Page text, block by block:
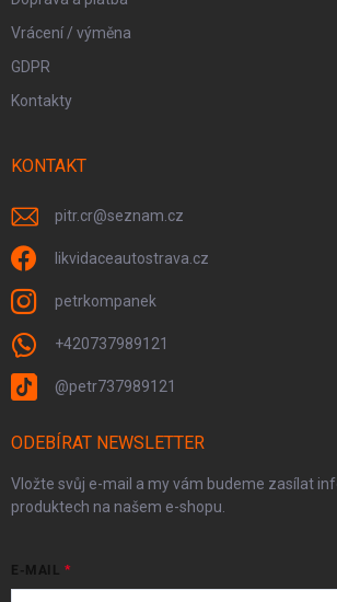
Vrácení / výměna
GDPR
Kontakty
KONTAKT
pitr.cr@seznam.cz
likvidaceautostrava.cz
petrkompanek
+420737989121
@petr737989121
ODEBÍRAT NEWSLETTER
Vložte svůj e-mail a my vám budeme zasílat
produktech na našem e-shopu.
E-MAIL